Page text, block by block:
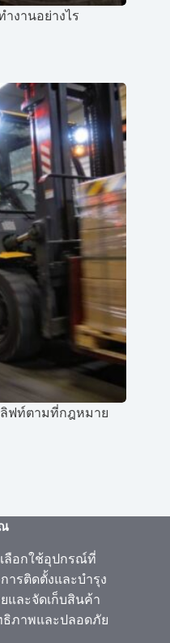
งานอย่างไร
ฟท์ตามที่กฎหมาย
ลือกใช้อุปกรณ์ที่
ารติดตั้งและบำรุง
และจัดเก็บสินค้า
ธิภาพและปลอดภัย